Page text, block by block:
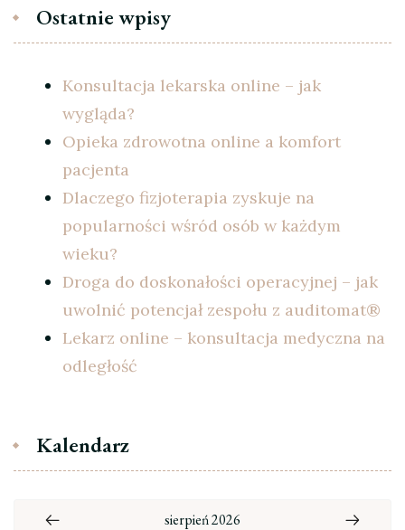
Ostatnie wpisy
Konsultacja lekarska online – jak
wygląda?
Opieka zdrowotna online a komfort
pacjenta
Dlaczego fizjoterapia zyskuje na
popularności wśród osób w każdym
wieku?
Droga do doskonałości operacyjnej – jak
uwolnić potencjał zespołu z auditomat®
Lekarz online – konsultacja medyczna na
odległość
Kalendarz
sierpień 2026